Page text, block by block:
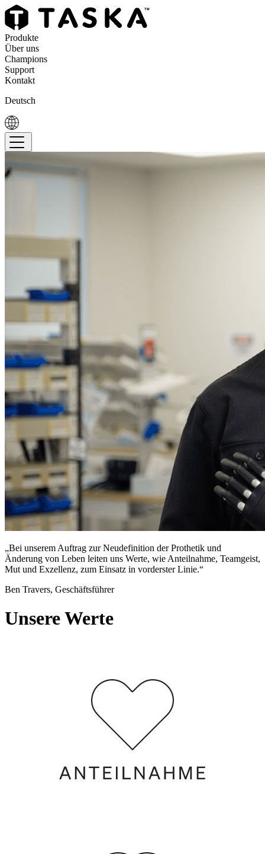
Produkte
Über uns
Champions
Support
Kontakt
Deutsch
„Bei unserem Auftrag zur Neudefinition der Prothetik und
Änderung von Leben leiten uns Werte, wie Anteilnahme, Teamgeist,
Mut und Exzellenz, zum Einsatz in vorderster Linie.“
Ben Travers, Geschäftsführer
Unsere Werte